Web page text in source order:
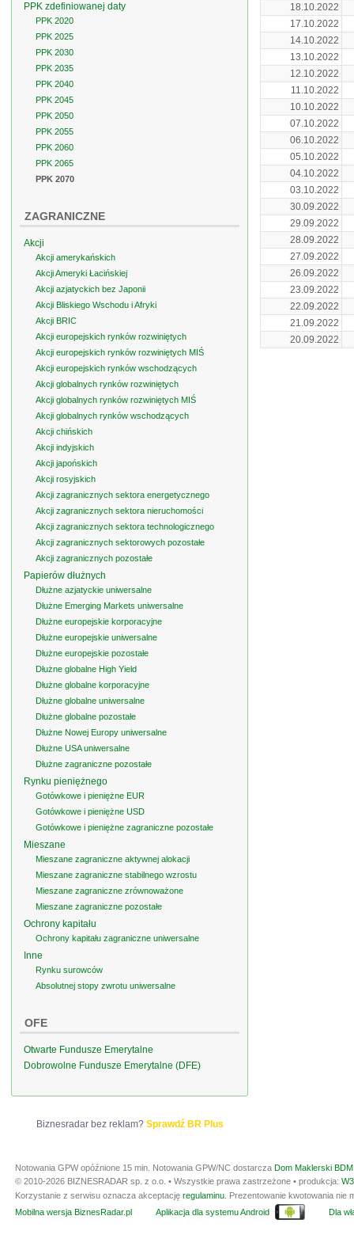
18.10.2022
17.10.2022
14.10.2022
13.10.2022
12.10.2022
11.10.2022
10.10.2022
07.10.2022
06.10.2022
05.10.2022
04.10.2022
03.10.2022
30.09.2022
29.09.2022
28.09.2022
27.09.2022
26.09.2022
23.09.2022
22.09.2022
21.09.2022
20.09.2022
PPK zdefiniowanej daty
PPK 2020
PPK 2025
PPK 2030
PPK 2035
PPK 2040
PPK 2045
PPK 2050
PPK 2055
PPK 2060
PPK 2065
PPK 2070
ZAGRANICZNE
Akcji
Akcji amerykańskich
Akcji Ameryki Łacińskiej
Akcji azjatyckich bez Japonii
Akcji Bliskiego Wschodu i Afryki
Akcji BRIC
Akcji europejskich rynków rozwiniętych
Akcji europejskich rynków rozwiniętych MIŚ
Akcji europejskich rynków wschodzących
Akcji globalnych rynków rozwiniętych
Akcji globalnych rynków rozwiniętych MIŚ
Akcji globalnych rynków wschodzących
Akcji chińskich
Akcji indyjskich
Akcji japońskich
Akcji rosyjskich
Akcji zagranicznych sektora energetycznego
Akcji zagranicznych sektora nieruchomości
Akcji zagranicznych sektora technologicznego
Akcji zagranicznych sektorowych pozostałe
Akcji zagranicznych pozostałe
Papierów dłużnych
Dłużne azjatyckie uniwersalne
Dłużne Emerging Markets uniwersalne
Dłużne europejskie korporacyjne
Dłużne europejskie uniwersalne
Dłużne europejskie pozostałe
Dłużne globalne High Yield
Dłużne globalne korporacyjne
Dłużne globalne uniwersalne
Dłużne globalne pozostałe
Dłużne Nowej Europy uniwersalne
Dłużne USA uniwersalne
Dłużne zagraniczne pozostałe
Rynku pieniężnego
Gotówkowe i pieniężne EUR
Gotówkowe i pieniężne USD
Gotówkowe i pieniężne zagraniczne pozostałe
Mieszane
Mieszane zagraniczne aktywnej alokacji
Mieszane zagraniczne stabilnego wzrostu
Mieszane zagraniczne zrównoważone
Mieszane zagraniczne pozostałe
Ochrony kapitału
Ochrony kapitału zagraniczne uniwersalne
Inne
Rynku surowców
Absolutnej stopy zwrotu uniwersalne
OFE
Otwarte Fundusze Emerytalne
Dobrowolne Fundusze Emerytalne (DFE)
Biznesradar bez reklam? Sprawdź BR Plus
Notowania GPW opóźnione 15 min. Notowania GPW/NC dostarcza Dom Maklerski
© 2010-2026 BIZNESRADAR sp. z o.o. • Wszystkie prawa zastrzeżone • produkcja:
Korzystanie z serwisu oznacza akceptację regulaminu . Prezentowanie kwotowania
Mobilna wersja BiznesRadar.pl
Aplikacja dla systemu Android Dla